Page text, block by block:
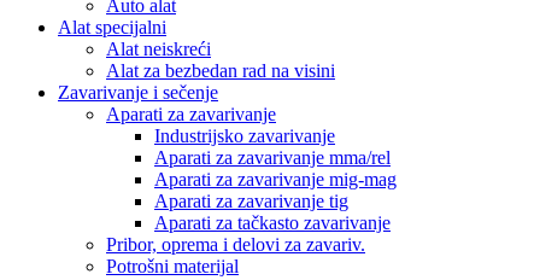
Auto alat
Alat specijalni
Alat neiskreći
Alat za bezbedan rad na visini
Zavarivanje i sečenje
Aparati za zavarivanje
Industrijsko zavarivanje
Aparati za zavarivanje mma/rel
Aparati za zavarivanje mig-mag
Aparati za zavarivanje tig
Aparati za tačkasto zavarivanje
Pribor, oprema i delovi za zavariv.
Potrošni materijal